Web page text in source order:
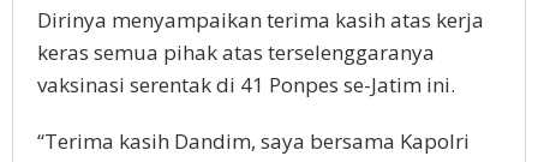
Dirinya menyampaikan terima kasih atas kerja
keras semua pihak atas terselenggaranya
vaksinasi serentak di 41 Ponpes se-Jatim ini.
“Terima kasih Dandim, saya bersama Kapolri